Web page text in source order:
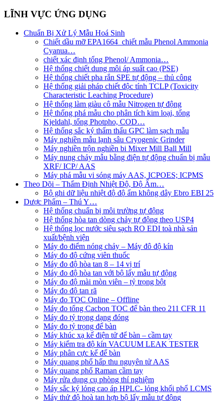
LĨNH VỰC ỨNG DỤNG
Chuẩn Bị Xử Lý Mẫu Hoá Sinh
Chiết dầu mỡ EPA1664_chiết mẫu Phenol Ammonia
Cyanua…
chiết xác định tổng Phenol/ Ammonia…
Hệ thống chiết dung môi áp suất cao (PSE)
Hệ thống chiết pha rắn SPE tự động – thủ công
Hệ thống giải pháp chiết độc tính TCLP (Toxicity
Characteristic Leaching Procedure)
Hệ thống làm giàu cô mẫu Nitrogen tự động
Hệ thống phá mẫu cho phân tích kim loại, tổng
Kjeldahl, tổng Photpho, COD…
Hệ thống sắc ký thẩm thấu GPC làm sạch mẫu
Máy nghiền mẫu lạnh sâu Cryogenic Grinder
Máy nghiền trộn nghiền bi Mixer Mill Ball Mill
Máy nung chảy mẫu bằng điện tự động chuẩn bị mẫu
XRF/ ICP/ AAS
Máy phá mẫu vi sóng máy AAS, ICPOES; ICPMS
Theo Dõi – Thẩm Định Nhiệt Độ, Độ Ẩm…
Bộ ghi dữ liệu nhiệt độ độ ẩm không dây Ebro EBI 25
Dược Phẩm – Thú Y…
Hệ thống chuẩn bị môi trường tự động
Hệ thống hòa tan dòng chảy tự động theo USP4
Hệ thống lọc nước siêu sạch RO EDI​​ toà nhà sản
xuất/bệnh viện
Máy đo điểm nóng chảy – Máy đô độ kín
Máy đo độ cứng viên thuốc
Máy đo độ hòa tan 8 – 14 vị trí
Máy đo độ hòa tan với bộ lấy mẫu tự động
Máy đo độ mài mòn viên – tỷ trọng bột
Máy đo độ tan rã
Máy đo TOC Online – Offline
Máy đo tổng Cacbon TOC để bàn theo 211 CFR 11
Máy đo tỷ trọng dạng đóng
Máy đo tỷ trọng để bàn
Máy khúc xạ kế điện tử để bàn – cầm tay
Máy kiểm tra độ kín VACUUM LEAK TESTER
Máy phân cực kế để bàn
Máy quang phổ hấp thu nguyên tử AAS
Máy quang phổ Raman cầm tay
Máy rửa dụng cụ phòng thí nghiệm
Máy sắc ký lỏng cao áp HPLC- lỏng khối phổ LCMS
Máy thử độ hoà tan hợp bộ lấy mẫu tự động